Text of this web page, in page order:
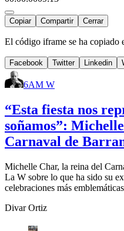
Copiar Compartir Cerrar
El código iframe se ha copiado
Facebook Twitter Linkedin
6AM W
“Esta fiesta nos
soñamos”:
Carnaval de
Michelle Char, la reina del
La W sobre lo que ha sido su
celebraciones más
Divar Ortiz